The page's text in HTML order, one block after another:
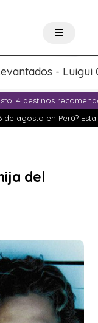
- Luigui
4 destinos
de agosto en Perú?
del